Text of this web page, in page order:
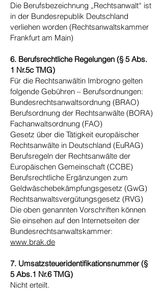
Die Berufsbezeichnung „Rechtsanwalt“ ist
in der Bundesrepublik Deutschland
verliehen worden (Rechtsanwaltskammer
Frankfurt am Main)
6. Berufsrechtliche Regelungen (§ 5 Abs.
1 Nr.5c TMG)
Für die Rechtsanwältin Imbrogno gelten
folgende Gebühren – Berufsordnungen:
Bundesrechtsanwaltsordnung (BRAO)
​Berufsordnung der Rechtsanwälte (BORA)
Fachanwaltsordnung (FAO)
Gesetz über die Tätigkeit europäischer
Rechtsanwälte in Deutschland (EuRAG)
Berufsregeln der Rechtsanwälte der
Europäischen Gemeinschaft (CCBE)
Berufsrechtliche Ergänzungen zum
Geldwäschebekämpfungsgesetz (GwG)
Rechtsanwaltsvergütungsgesetz (RVG)
Die oben genannten Vorschriften können
Sie einsehen auf den Internetseiten der
Bundesrechtsanwaltskammer:
www.brak.de
7. Umsatzsteueridentifikationsnummer (§
5 Abs.1 Nr.6 TMG)
Nicht erteilt.